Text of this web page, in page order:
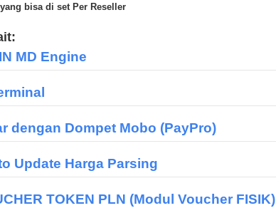
bisa di set Per Reseller
MD Engine
dengan Dompet Mobo (PayPro)
Update Harga Parsing
TOKEN PLN (Modul Voucher FISIK)